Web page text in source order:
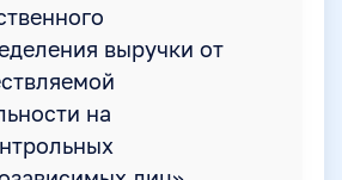
выручки от
на